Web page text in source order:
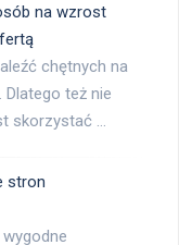
na wzrost
chętnych na
Dlatego też nie
skorzystać …
stron